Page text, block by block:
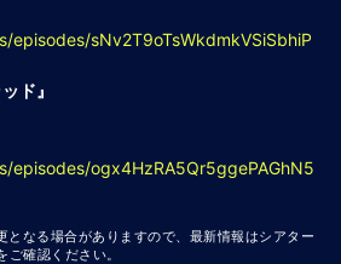
episodes/sNv2T9oTsWkdmkVSiSbhiP
ド』
episodes/ogx4HzRA5Qr5ggePAGhN5
となる場合がありますので、最新情報はシアター
確認ください。